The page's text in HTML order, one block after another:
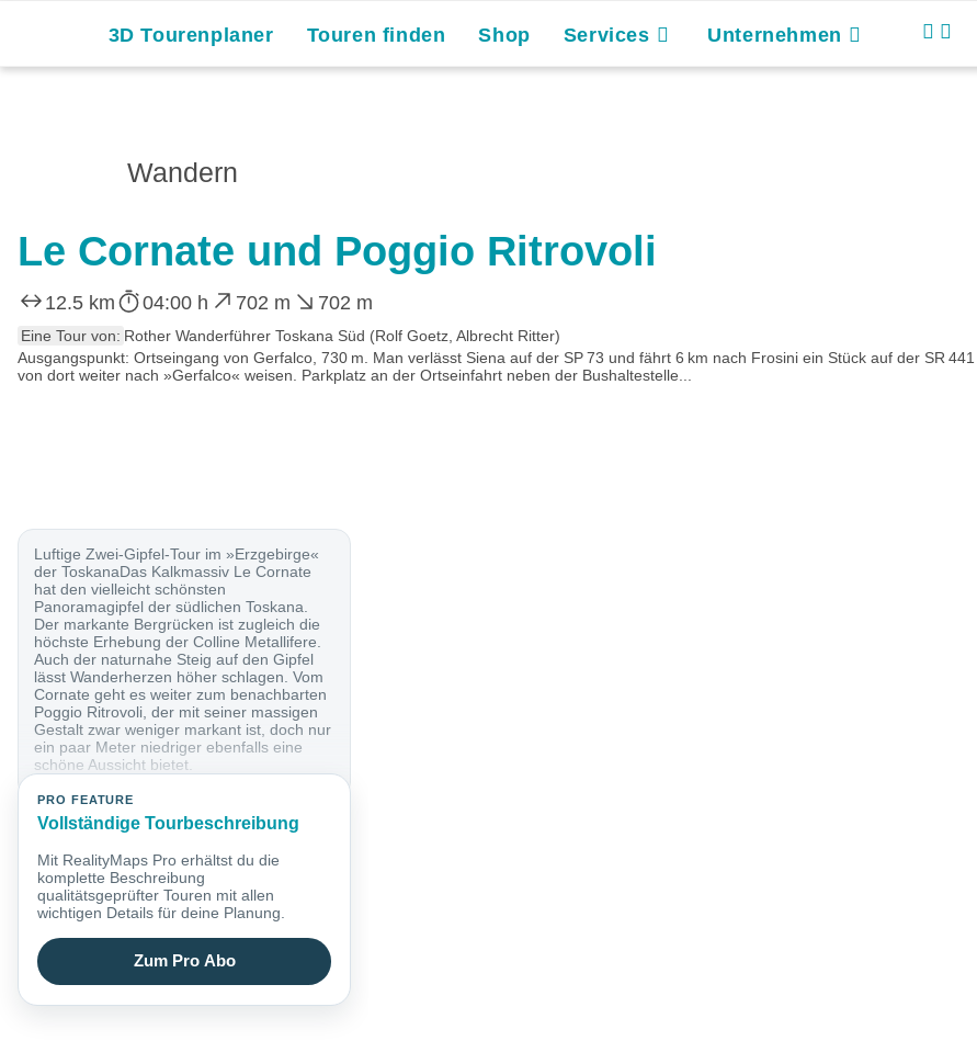
3D Tourenplaner Touren finden Shop Services Unternehmen
Wandern
Le Cornate und Poggio Ritrovoli
12.5 km 04:00 h 702 m 702 m
Eine Tour von: Rother Wanderführer Toskana Süd (Rolf Goetz, Albrecht Ritter)
Ausgangspunkt: Ortseingang von Gerfalco, 730 m. Man verlässt Siena auf der SP 73 und fährt 6 km nach Frosini ein Stück auf der SR
von dort weiter nach »Gerfalco« weisen. Parkplatz an der Ortseinfahrt neben der Bushaltestelle...
Luftige Zwei-Gipfel-Tour im »Erzgebirge«
der ToskanaDas Kalkmassiv Le Cornate
hat den vielleicht schönsten
Panoramagipfel der südlichen Toskana.
Der markante Bergrücken ist zugleich die
höchste Erhebung der Colline Metallifere.
Auch der naturnahe Steig auf den Gipfel
lässt Wanderherzen höher schlagen. Vom
Cornate geht es weiter zum benachbarten
Poggio Ritrovoli, der mit seiner massigen
Gestalt zwar weniger markant ist, doch nur
ein paar Meter niedriger ebenfalls eine
schöne Aussicht bietet.
PRO FEATURE
Vollständige Tourbeschreibung
Mit RealityMaps Pro erhältst du die
komplette Beschreibung
qualitätsgeprüfter Touren mit allen
wichtigen Details für deine Planung.
Zum Pro Abo